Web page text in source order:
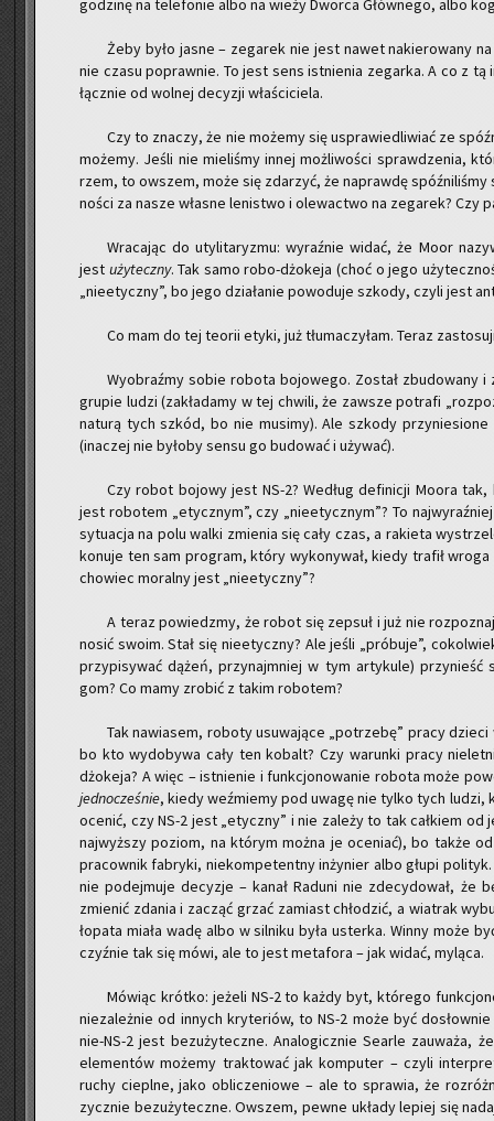
go­dzi­nę na te­le­fo­nie albo na wieży Dwor­ca Głów­ne­go, albo
Żeby było jasne – ze­ga­rek nie jest nawet na­kie­ro­wa­ny
nie czasu po­praw­nie. To jest sens ist­nie­nia ze­gar­ka. A co z
łącz­nie od wol­nej de­cy­zji wła­ści­cie­la.
Czy to zna­czy, że nie mo­że­my się uspra­wie­dli­wiać ze
mo­że­my. Jeśli nie mie­li­śmy innej moż­li­wo­ści spraw­dze­nia,
rzem, to ow­szem, może się zda­rzyć, że na­praw­dę
no­ści za nasze wła­sne le­ni­stwo i ole­wac­two na ze­ga­rek? Czy
Wra­ca­jąc do uty­li­ta­ry­zmu: wy­raź­nie widać, że Moor
jest uży­tecz­ny. Tak samo ro­bo-dżo­ke­ja (choć o jego
„nie­etycz­ny”, bo jego dzia­ła­nie po­wo­du­je szko­dy, czyli jest
Co mam do tej teo­rii etyki, już tłu­ma­czy­łam. Teraz
Wy­obraź­my sobie ro­bo­ta bo­jo­we­go. Zo­stał zbu­do­wa­ny
gru­pie ludzi (za­kła­da­my w tej chwi­li, że za­wsze po­tra­fi
na­tu­rą tych szkód, bo nie mu­si­my). Ale szko­dy
(ina­czej nie by­ło­by sensu go bu­do­wać i uży­wać).
Czy robot bo­jo­wy jest NS-2? We­dług de­fi­ni­cji Moora
jest ro­bo­tem „etycz­nym”, czy „nie­etycz­nym”? To
sy­tu­acja na polu walki zmie­nia się cały czas, a ra­kie­ta
ko­nu­je ten sam pro­gram, który wy­ko­ny­wał, kiedy tra­fił
cho­wiec mo­ral­ny jest „nie­etycz­ny”?
A teraz po­wiedz­my, że robot się ze­psuł i już nie
no­sić swoim. Stał się nie­etycz­ny? Ale jeśli „pró­bu­je”,
przy­pi­sy­wać dążeń, przy­naj­mniej w tym ar­ty­ku­le)
gom? Co mamy zro­bić z takim ro­bo­tem?
Tak na­wia­sem, ro­bo­ty usu­wa­ją­ce „po­trze­bę” pracy
bo kto wy­do­by­wa cały ten ko­balt? Czy wa­run­ki pracy
dżo­ke­ja? A więc – ist­nie­nie i funk­cjo­no­wa­nie ro­bo­ta może
jed­no­cze­śnie, kiedy weź­mie­my pod uwagę nie tylko tych
oce­nić, czy NS-2 jest „etycz­ny” i nie za­le­ży to tak cał­kiem
naj­wyż­szy po­ziom, na któ­rym można je oce­niać), bo także
pra­cow­nik fa­bry­ki, nie­kom­pe­tent­ny in­ży­nier albo głupi
nie po­dej­mu­je de­cy­zje – kanał Ra­du­ni nie zde­cy­do­wał, że
zmie­nić zda­nia i za­cząć grzać za­miast chło­dzić, a wia­trak
ło­pa­ta miała wadę albo w sil­ni­ku była uster­ka. Winny może
czyź­nie tak się mówi, ale to jest me­ta­fo­ra – jak widać, my­lą­ca.
Mó­wiąc krót­ko: je­że­li NS-2 to każdy byt, któ­re­go
nie­za­leż­nie od in­nych kry­te­riów, to NS-2 może być
nie-NS-2 jest bez­u­ży­tecz­ne. Ana­lo­gicz­nie Se­ar­le za­uwa­ża,
ele­men­tów mo­że­my trak­to­wać jak kom­pu­ter – czyli
ruchy ciepl­ne, jako ob­li­cze­nio­we – ale to spra­wia, że
zycz­nie bez­u­ży­tecz­ne. Ow­szem, pewne ukła­dy le­piej się